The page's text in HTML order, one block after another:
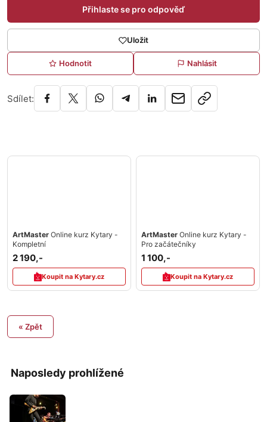
Naposledy prohlížené
Přihlaste se pro odpověď
Uložit
Hodnotit Nahlásit
Sdílet:
ArtMaster Online kurz Kytary -
Kompletní
2 190,-
Koupit na Kytary.cz
ArtMaster Online kurz Kytary -
Pro začátečníky
1 100,-
Koupit na Kytary.cz
« Zpět